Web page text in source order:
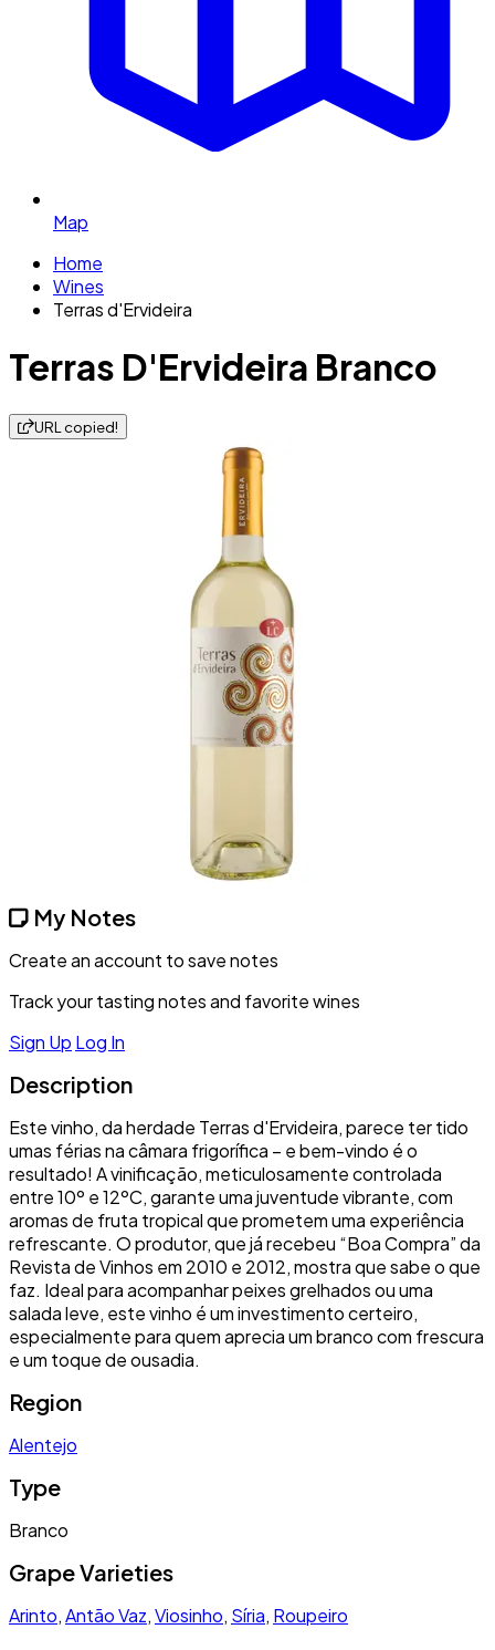
Map
Home
Wines
Terras d'Ervideira
Terras D'Ervideira Branco
URL copied!
My Notes
Create an account to save notes
Track your tasting notes and favorite wines
Sign Up Log In
Description
Este vinho, da herdade Terras d'Ervideira, parece ter tido
umas férias na câmara frigorífica – e bem-vindo é o
resultado! A vinificação, meticulosamente controlada
entre 10º e 12ºC, garante uma juventude vibrante, com
aromas de fruta tropical que prometem uma experiência
refrescante. O produtor, que já recebeu “Boa Compra” da
Revista de Vinhos em 2010 e 2012, mostra que sabe o que
faz. Ideal para acompanhar peixes grelhados ou uma
salada leve, este vinho é um investimento certeiro,
especialmente para quem aprecia um branco com frescura
e um toque de ousadia.
Region
Alentejo
Type
Branco
Grape Varieties
Arinto,Antão Vaz,Viosinho, Síria, Roupeiro